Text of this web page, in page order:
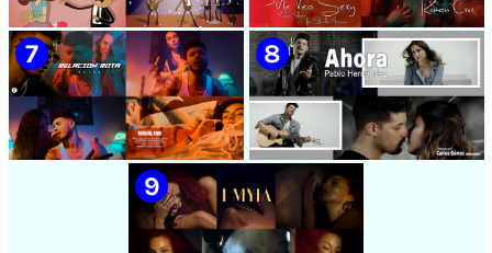
¨Nothing Lasts¨ - Videoclip -
Dirección: Víctor Vinuesa
(Vitiko)
¨Guantanamera¨ - Playing
For Change - Song Around
The World
🟡 Zafiros - ¨Un nombre de
mujer¨ - Proyecto Anima
EGREM - Videoclip Animado
- Dirección: Landy García
🟡 Máxima Alerta & Eduardo
Antonio - ¨Me veo sexy¨ -
Videoclip - Dirección:
Ramón Cruz